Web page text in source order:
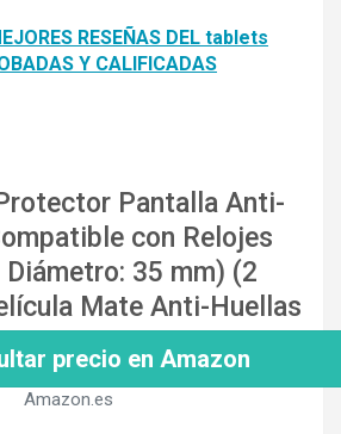
RESEÑAS DEL tablets
Y CALIFICADAS
Pantalla Anti-
con Relojes
Diámetro: 35 mm) (2
Mate Anti-Huellas
precio en Amazon
Amazon.es